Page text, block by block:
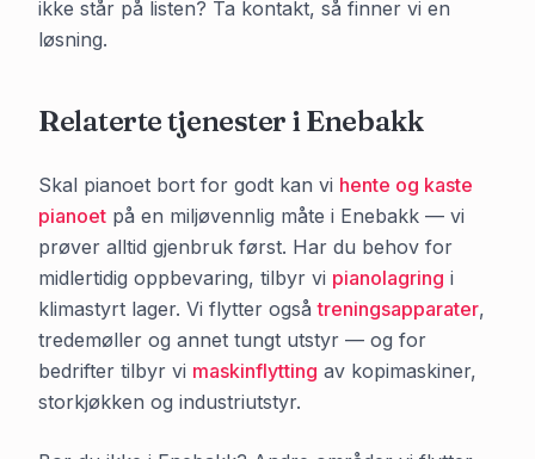
ikke står på listen? Ta kontakt, så finner vi en
løsning.
Relaterte tjenester iEnebakk
Skal pianoet bort for godt kan vi hente og kaste
pianoet på en miljøvennlig måte i Enebakk — vi
prøver alltid gjenbruk først. Har du behov for
midlertidig oppbevaring, tilbyr vi pianolagring i
klimastyrt lager. Vi flytter også treningsapparater,
tredemøller og annet tungt utstyr — og for
bedrifter tilbyr vi maskinflytting av kopimaskiner,
storkjøkken og industriutstyr.